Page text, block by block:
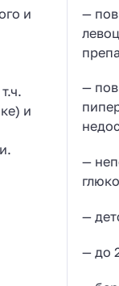
и
и
—
—
—
—
— до